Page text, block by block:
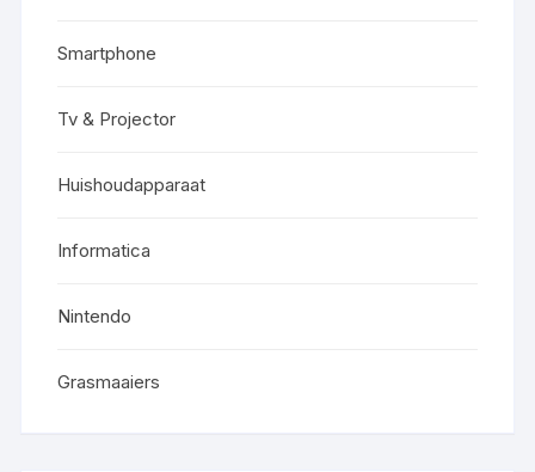
Smartphone
Tv & Projector
Huishoudapparaat
Informatica
Nintendo
Grasmaaiers